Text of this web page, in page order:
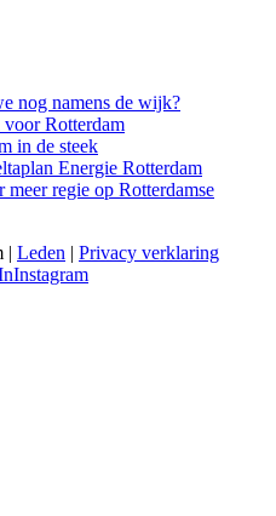
nog namens de wijk?
Rotterdam
in de steek
Energie Rotterdam
regie op Rotterdamse
| Leden | Privacy verklaring
Instagram